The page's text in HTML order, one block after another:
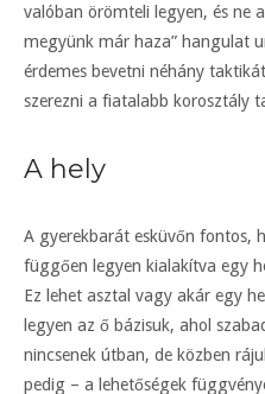
valóban örömteli legyen, és ne
megyünk már haza” hangulat
érdemes bevetni néhány
szerezni a fiatalabb korosztály
A hely
A gyerekbarát esküvőn fontos,
függően legyen kialakítva egy
Ez lehet asztal vagy akár egy
legyen az ő bázisuk, ahol
nincsenek útban, de közben
pedig – a lehetőségek